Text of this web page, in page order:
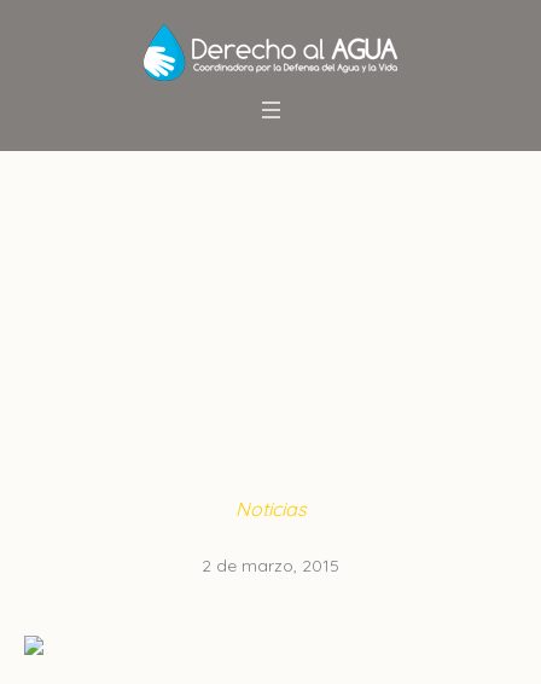
Noticias
2 de marzo, 2015